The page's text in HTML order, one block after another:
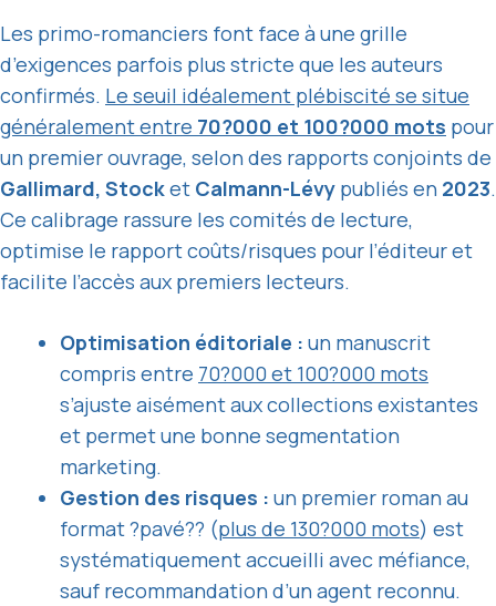
Les primo-romanciers font face à une grille
d’exigences parfois plus stricte que les auteurs
confirmés. Le seuil idéalement plébiscité se situe
généralement entre 70?000 et 100?000 mots pour
un premier ouvrage, selon des rapports conjoints de
Gallimard, Stocket Calmann-Lévy publiés en 2023.
Ce calibrage rassure les comités de lecture,
optimise le rapport coûts/risques pour l’éditeur et
facilite l’accès aux premiers lecteurs.
Optimisation éditoriale : un manuscrit
compris entre 70?000 et 100?000 mots
s’ajuste aisément aux collections existantes
et permet une bonne segmentation
marketing.
Gestion des risques : un premier roman au
format ?pavé?? (plus de 130?000 mots) est
systématiquement accueilli avec méfiance,
sauf recommandation d’un agent reconnu.